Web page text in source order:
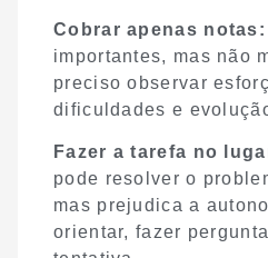
Cobrar apenas notas:
importantes, mas não
preciso observar
dificuldades e
Fazer a tarefa no
pode resolver o
mas prejudica a
orientar, fazer